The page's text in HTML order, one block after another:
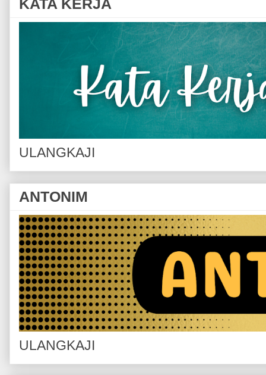
KATA KERJA
ULANGKAJI
ANTONIM
ULANGKAJI